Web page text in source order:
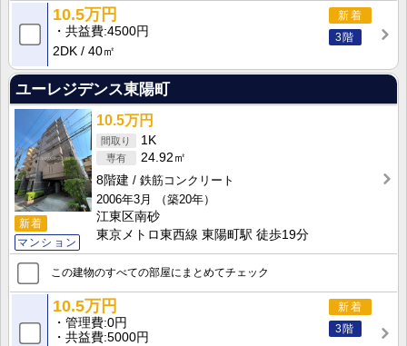
新着
3階
10.5万円
共益費 4500円
2DK
40㎡
ユーレジデンス東陽町
新着
マンション
10.5万円
1K
24.92㎡
8階建
鉄筋コンクリート
2006年3月
（築20年）
江東区南砂
東京メトロ東西線 東陽町駅 徒歩19分
この建物のすべての部屋にまとめてチェック
新着
3階
10.5万円
管理費 0円
共益費 5000円